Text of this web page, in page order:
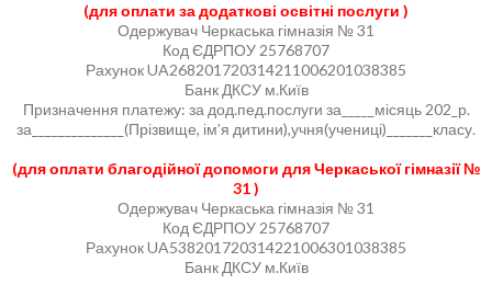
(для оплати за додаткові освітні послуги )
Одержувач Черкаська гімназія № 31
Код ЄДРПОУ 25768707
Рахунок UA268201720314211006201038385
Банк ДКСУ м.Київ
Призначення платежу: за дод.пед.послуги за_____місяць 202_р.
за______________(Прізвище, ім’я дитини),учня(учениці)_______класу.
(для оплати благодійної допомоги для Черкаської гімназії №
31 )
Одержувач Черкаська гімназія № 31
Код ЄДРПОУ 25768707
Рахунок UA538201720314221006301038385
Банк ДКСУ м.Київ